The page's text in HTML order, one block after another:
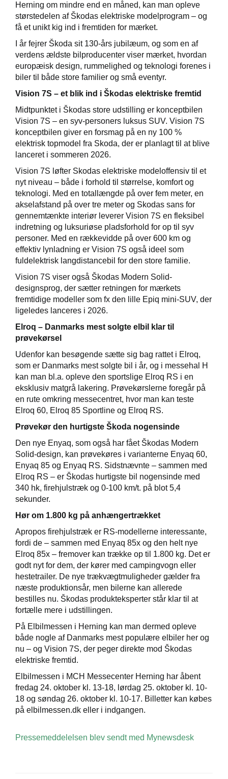
Herning om mindre end en måned, kan man opleve
størstedelen af Škodas elektriske modelprogram – og
få et unikt kig ind i fremtiden for mærket.
I år fejrer Škoda sit 130-års jubilæum, og som en af
verdens ældste bilproducenter viser mærket, hvordan
europæisk design, rummelighed og teknologi forenes i
biler til både store familier og små eventyr.
Vision 7S – et blik ind i Škodas elektriske fremtid
Midtpunktet i Škodas store udstilling er konceptbilen
Vision 7S – en syv-personers luksus SUV. Vision 7S
konceptbilen giver en forsmag på en ny 100 %
elektrisk topmodel fra Skoda, der er planlagt til at blive
lanceret i sommeren 2026.
Vision 7S løfter Skodas elektriske modeloffensiv til et
nyt niveau – både i forhold til størrelse, komfort og
teknologi. Med en totallængde på over fem meter, en
akselafstand på over tre meter og Skodas sans for
gennemtænkte interiør leverer Vision 7S en fleksibel
indretning og luksuriøse pladsforhold for op til syv
personer. Med en rækkevidde på over 600 km og
effektiv lynladning er Vision 7S også ideel som
fuldelektrisk langdistancebil for den store familie.
Vision 7S viser også Škodas Modern Solid-
designsprog, der sætter retningen for mærkets
fremtidige modeller som fx den lille Epiq mini-SUV, der
ligeledes lanceres i 2026.
Elroq – Danmarks mest solgte elbil klar til
prøvekørsel
Udenfor kan besøgende sætte sig bag rattet i Elroq,
som er Danmarks mest solgte bil i år, og i messehal H
kan man bl.a. opleve den sportslige Elroq RS i en
eksklusiv matgrå lakering. Prøvekørslerne foregår på
en rute omkring messecentret, hvor man kan teste
Elroq 60, Elroq 85 Sportline og Elroq RS.
Prøvekør den hurtigste Škoda nogensinde
Den nye Enyaq, som også har fået Škodas Modern
Solid-design, kan prøvekøres i varianterne Enyaq 60,
Enyaq 85 og Enyaq RS. Sidstnævnte – sammen med
Elroq RS – er Škodas hurtigste bil nogensinde med
340 hk, firehjulstræk og 0-100 km/t. på blot 5,4
sekunder.
Hør om 1.800 kg på anhængertrækket
Apropos firehjulstræk er RS-modellerne interessante,
fordi de – sammen med Enyaq 85x og den helt nye
Elroq 85x – fremover kan trække op til 1.800 kg. Det er
godt nyt for dem, der kører med campingvogn eller
hestetrailer. De nye trækvægtmuligheder gælder fra
næste produktionsår, men bilerne kan allerede
bestilles nu. Škodas produkteksperter står klar til at
fortælle mere i udstillingen.
På Elbilmessen i Herning kan man dermed opleve
både nogle af Danmarks mest populære elbiler her og
nu – og Vision 7S, der peger direkte mod Škodas
elektriske fremtid.
Elbilmessen i MCH Messecenter Herning har åbent
fredag 24. oktober kl. 13-18, lørdag 25. oktober kl. 10-
18 og søndag 26. oktober kl. 10-17. Billetter kan købes
på elbilmessen.dk eller i indgangen.
Pressemeddelelsen blev sendt med Mynewsdesk